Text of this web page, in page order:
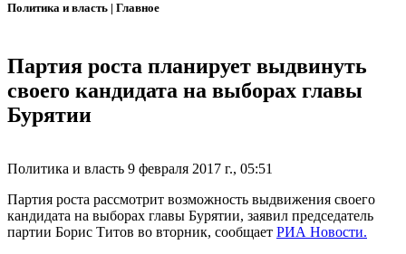
Политика и власть | Главное
Партия роста планирует выдвинуть
своего кандидата на выборах главы
Бурятии
Политика и власть 9 февраля 2017 г., 05:51
Партия роста рассмотрит возможность выдвижения своего
кандидата на выборах главы Бурятии, заявил председатель
партии Борис Титов во вторник, сообщает РИА Новости.